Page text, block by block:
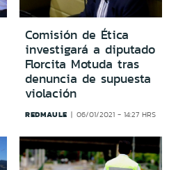
Comisión de Ética
investigará a diputado
Florcita Motuda tras
denuncia de supuesta
violación
REDMAULE 06/01/2021 - 14:27 HRS